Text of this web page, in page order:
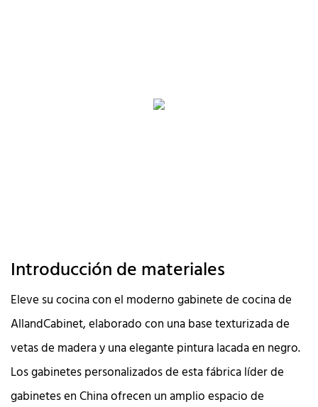
Introducción de materiales
Eleve su cocina con el moderno gabinete de cocina de
AllandCabinet, elaborado con una base texturizada de
vetas de madera y una elegante pintura lacada en negro.
Los gabinetes personalizados de esta fábrica líder de
gabinetes en China ofrecen un amplio espacio de